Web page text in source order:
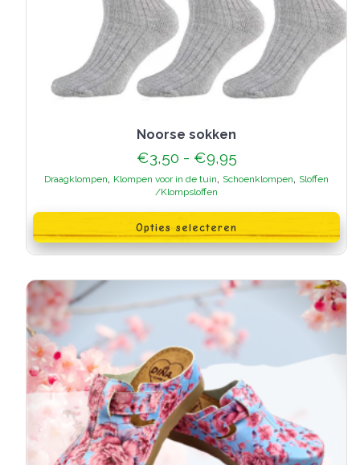
Noorse sokken
€3,50 - €9,95Prijsklasse:
€3,50
tot
Draagklompen, Klompen voor in de tuin, Schoenklompen, Sloffen
/Klompsloffen
Opties selecteren
product
heeft
meerdere
variaties.
optie
kan
gekozen
worden
op
de
productpagina